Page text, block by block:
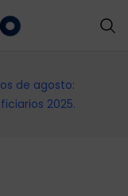
de agosto:
2025.